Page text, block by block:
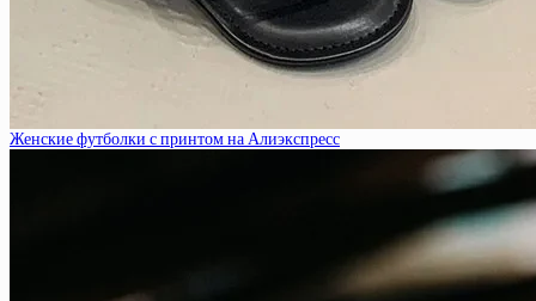
Женские футболки с принтом на Алиэкспресс